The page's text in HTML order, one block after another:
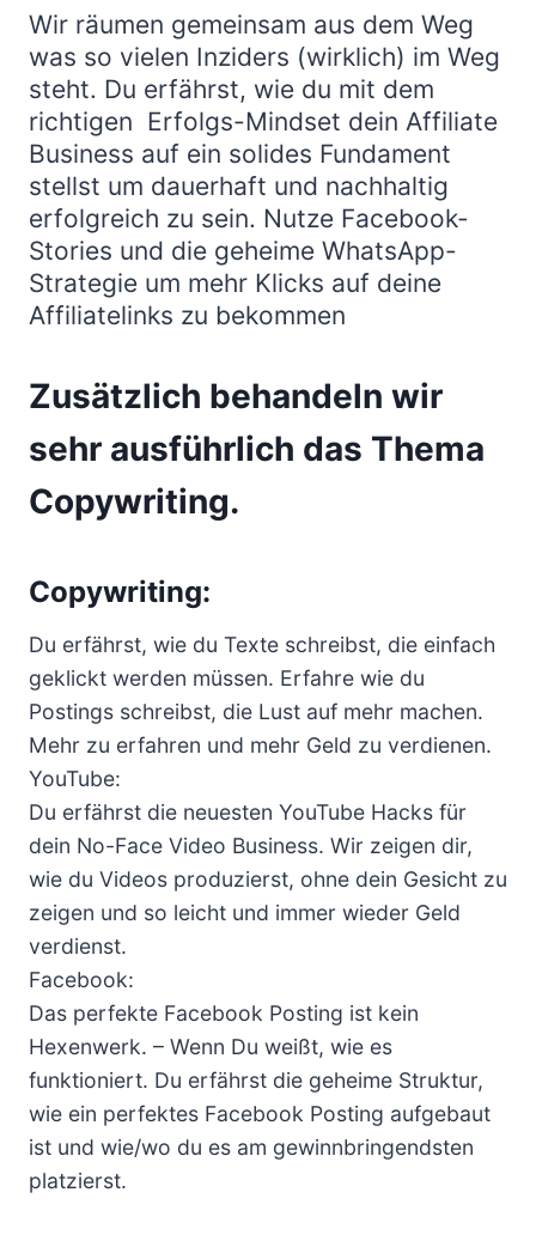
Wir räumen gemeinsam aus dem Weg
was so vielen Inziders (wirklich) im Weg
steht. Du erfährst, wie du mit dem
richtigen Erfolgs-Mindset dein Affiliate
Business auf ein solides Fundament
stellst um dauerhaft und nachhaltig
erfolgreich zu sein. Nutze Facebook-
Stories und die geheime WhatsApp-
Strategie um mehr Klicks auf deine
Affiliatelinks zu bekommen
Zusätzlich behandeln wir
sehr ausführlich das Thema
Copywriting.
Copywriting:
Du erfährst, wie du Texte schreibst, die einfach
geklickt werden müssen. Erfahre wie du
Postings schreibst, die Lust auf mehr machen.
Mehr zu erfahren und mehr Geld zu verdienen.
YouTube:
Du erfährst die neuesten YouTube Hacks für
dein No-Face Video Business. Wir zeigen dir,
wie du Videos produzierst, ohne dein Gesicht zu
zeigen und so leicht und immer wieder Geld
verdienst.
Facebook:
Das perfekte Facebook Posting ist kein
Hexenwerk. – Wenn Du weißt, wie es
funktioniert. Du erfährst die geheime Struktur,
wie ein perfektes Facebook Posting aufgebaut
ist und wie/wo du es am gewinnbringendsten
platzierst.